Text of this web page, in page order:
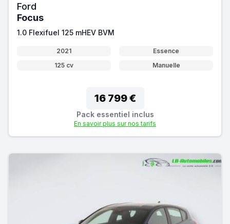
Ford
Focus
1.0 Flexifuel 125 mHEV BVM
2021
Essence
125 cv
Manuelle
16 799 €
Pack essentiel inclus
En savoir plus sur nos tarifs